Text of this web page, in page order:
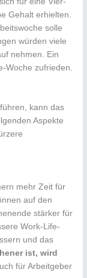
Gehalt erhielten.
solle
würden viele
nehmen. Ein
Woche zufrieden.
kann das
Aspekte
mehr Zeit für
auf den
stärker für
Work-Life-
und das
ist, wird
für Arbeitgeber